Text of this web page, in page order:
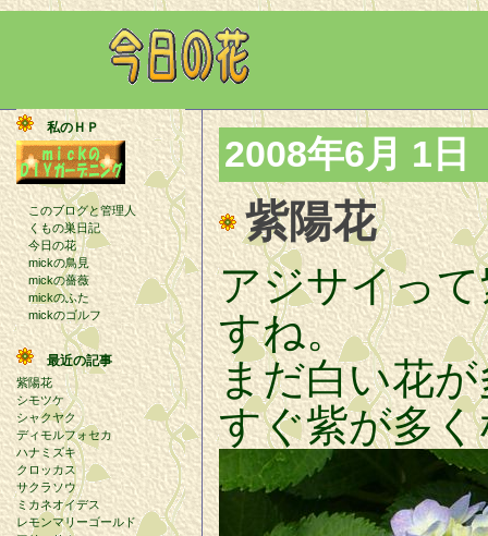
私のＨＰ
このブログと管理人
くもの巣日記
今日の花
mickの鳥見
mickの薔薇
mickのふた
mickのゴルフ
最近の記事
紫陽花
シモツケ
シャクヤク
ディモルフォセカ
ハナミズキ
クロッカス
サクラソウ
ミカネオイデス
レモンマリーゴールド
2008年6月 1日
紫陽花
アジサイっ
すね。
まだ白い花
すぐ紫が多